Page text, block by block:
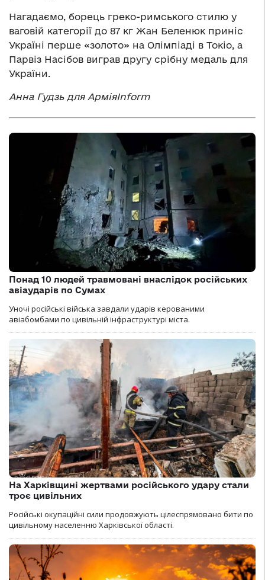
Нагадаємо, борець греко-римського стилю у
ваговій категорії до 87 кг Жан Беленюк приніс
Україні перше «золото» на Олімпіаді в Токіо, а
Парвіз Насібов виграв другу срібну медаль для
України.
Анна Гудзь для АрміяInform
Понад 10 людей травмовані внаслідок російських
авіаударів по Сумах
Уночі російські війська завдали ударів керованими
авіабомбами по цивільній інфраструктурі міста.
На Харківщині жертвами російського удару стали
троє цивільних
Російські окупаційні сили продовжують цілеспрямовано бити по
цивільному населенню Харківської області.